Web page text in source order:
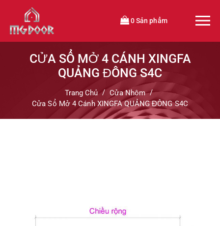
0 Sản phẩm
CỬA SỔ MỞ 4 CÁNH XINGFA
QUẢNG ĐÔNG S4C
Trang Chủ
Cửa Nhôm
Cửa Sổ Mở 4 Cánh XINGFA QUẢNG ĐÔNG S4C